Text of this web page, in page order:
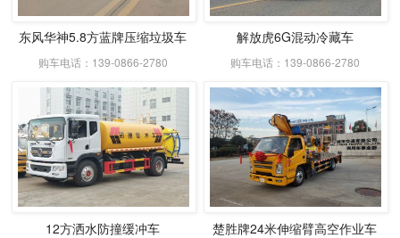
东风华神5.8方蓝牌压缩垃圾车
购车电话：139-0866-2780
解放虎6G混动冷藏车
购车电话：139-0866-2780
12方洒水防撞缓冲车 楚胜牌24米伸缩臂高空作业车